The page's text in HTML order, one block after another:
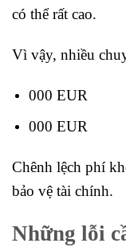
có thể rất cao.
Vì vậy, nhiều
000 EUR
000 EUR
Chênh lệch phí
bảo vệ tài chính.
Những lỗi